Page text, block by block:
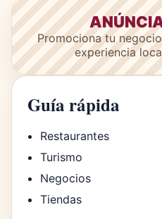
Promociona tu
experiencia
Guía rápida
Restaurantes
Turismo
Negocios
Tiendas